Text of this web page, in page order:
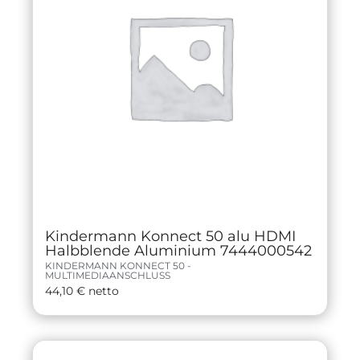
Kindermann Konnect 50 alu HDMI
Halbblende Aluminium 7444000542
KINDERMANN KONNECT 50 -
MULTIMEDIAANSCHLUSS
44,10 € netto